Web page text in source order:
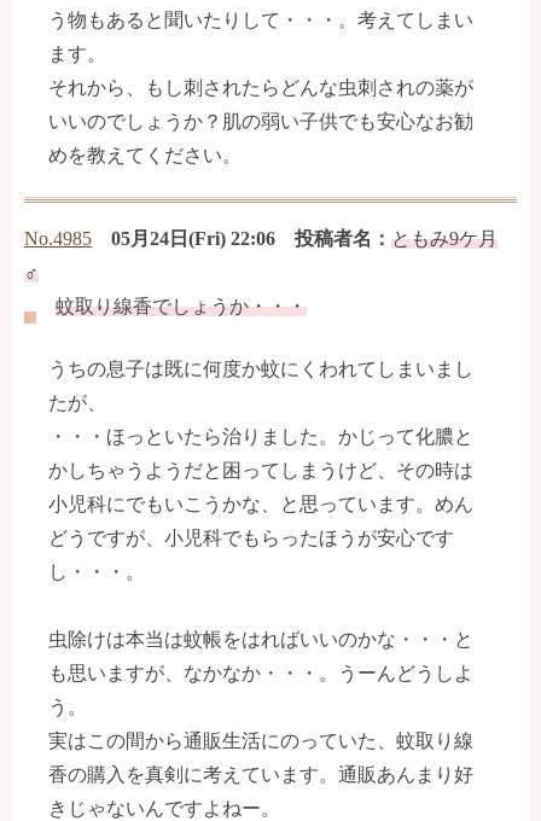
う物もあると聞いたりして・・・。考えてしまい
ます。
それから、もし刺されたらどんな虫刺されの薬が
いいのでしょうか？肌の弱い子供でも安心なお勧
めを教えてください。
No.4985 05月24日(Fri) 22:06 投稿者名： ともみ9ケ月
♂
蚊取り線香でしょうか・・・
うちの息子は既に何度か蚊にくわれてしまいまし
たが、
・・・ほっといたら治りました。かじって化膿と
かしちゃうようだと困ってしまうけど、その時は
小児科にでもいこうかな、と思っています。めん
どうですが、小児科でもらったほうが安心です
し・・・。
虫除けは本当は蚊帳をはればいいのかな・・・と
も思いますが、なかなか・・・。うーんどうしよ
う。
実はこの間から通販生活にのっていた、蚊取り線
香の購入を真剣に考えています。通販あんまり好
きじゃないんですよねー。